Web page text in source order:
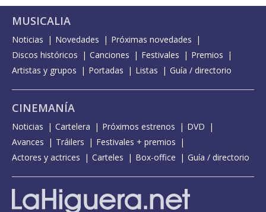
MUSICALIA
Noticias Novedades
Próximas novedades
Discos históricos
Canciones Festivales
Premios
Artistas y grupos
Portadas Listas Guía / directorio
CINEMANÍA
Noticias Cartelera Próximos estrenos
DVD
Avances
Tráilers
Festivales + premios
Actores y actrices
Carteles Box-office Guía / directorio